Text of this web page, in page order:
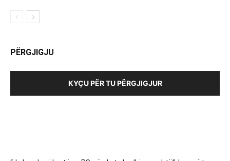
PËRGJIGJU
KYÇU PËR TU PËRGJIGJUR